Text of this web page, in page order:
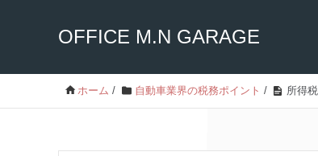
OFFICE M.N GARAGE
ホーム / 自動車業界の税務ポイント / 所得